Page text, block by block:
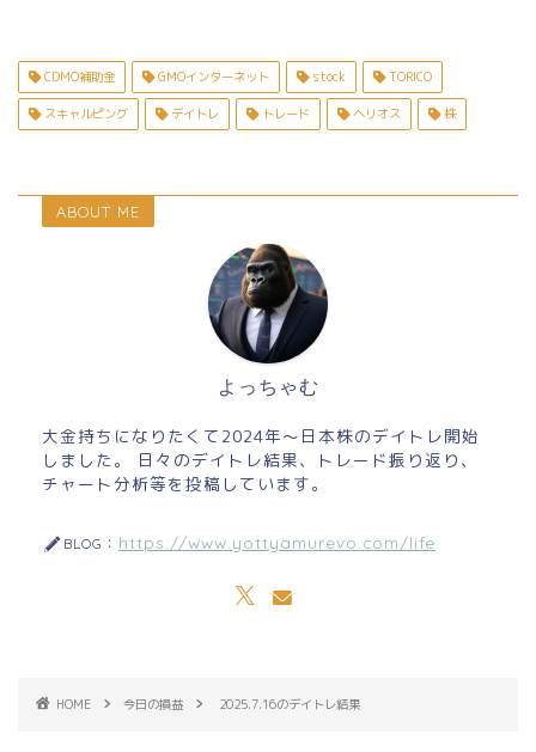
CDMO補助金 GMOインターネット stock TORICO
スキャルピング デイトレ トレード ヘリオス 株
ABOUT ME
よっちゃむ
大金持ちになりたくて2024年～日本株のデイトレ開始
しました。 日々のデイトレ結果、トレード振り返り、
チャート分析等を投稿しています。
BLOG： https://www.yottyamurevo.com/life
HOME 今日の損益 2025.7.16のデイトレ結果